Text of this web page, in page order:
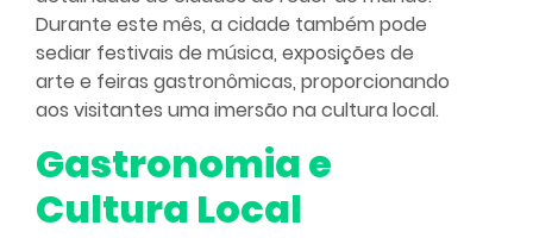
Durante este mês, a cidade também pode
sediar festivais de música, exposições de
arte e feiras gastronômicas, proporcionando
aos visitantes uma imersão na cultura local.
Gastronomia e
Cultura Local